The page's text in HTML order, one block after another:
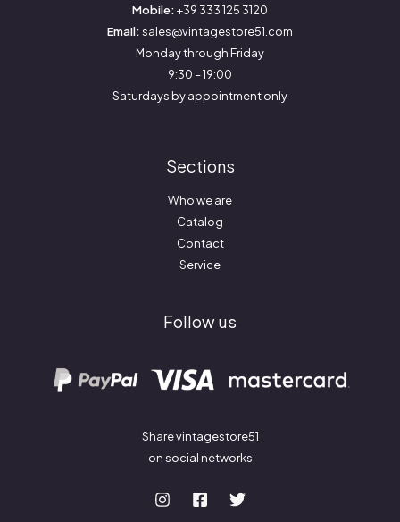
Mobile:+39 333 125 3120
Email:sales@vintagestore51.com
Monday through Friday
9:30 – 19:00
Saturdays by appointment only
Sections
Who we are
Catalog
Contact
Service
Follow us
Share vintagestore51
on social networks